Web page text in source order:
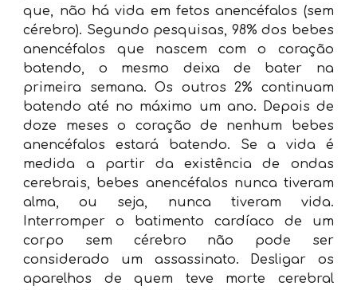
que, não há vida em fetos anencéfalos (sem
cérebro). Segundo pesquisas, 98% dos bebes
anencéfalos que nascem com o coração
batendo, o mesmo deixa de bater na
primeira semana. Os outros 2% continuam
batendo até no máximo um ano. Depois de
doze meses o coração de nenhum bebes
anencéfalos estará batendo. Se a vida é
medida a partir da existência de ondas
cerebrais, bebes anencéfalos nunca tiveram
alma, ou seja, nunca tiveram vida.
Interromper o batimento cardíaco de um
corpo sem cérebro não pode ser
considerado um assassinato. Desligar os
aparelhos de quem teve morte cerebral